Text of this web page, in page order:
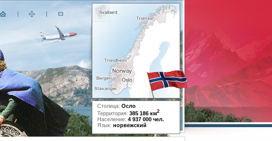
Столица: Осло
Территория: 385 186 км2
Население: 4 937 000 чел.
Язык: норвежский